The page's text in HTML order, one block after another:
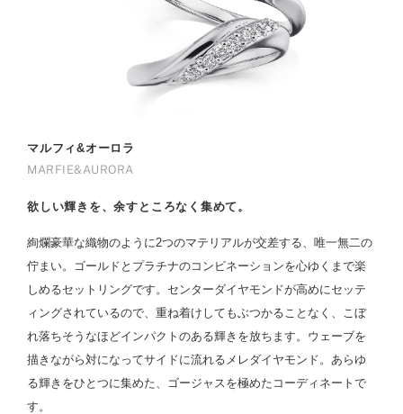
マルフィ&オーロラ
MARFIE&AURORA
欲しい輝きを、余すところなく集めて。
絢爛豪華な織物のように2つのマテリアルが交差する、唯一無二の
佇まい。ゴールドとプラチナのコンビネーションを心ゆくまで楽
しめるセットリングです。センターダイヤモンドが高めにセッテ
ィングされているので、重ね着けしてもぶつかることなく、こぼ
れ落ちそうなほどインパクトのある輝きを放ちます。ウェーブを
描きながら対になってサイドに流れるメレダイヤモンド。あらゆ
る輝きをひとつに集めた、ゴージャスを極めたコーディネートで
す。